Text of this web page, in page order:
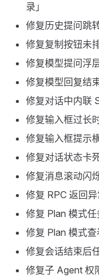
录」
修复历史提问跳
修复复制按钮未
修复模型提问浮
修复模型回复结
修复对话中内联
修复输入框过长
修复输入框提示
修复对话状态卡
修复消息滚动闪
修复 RPC 返回
修复 Plan 模式
修复 Plan 模式
修复会话结束后
修复子 Agent 权